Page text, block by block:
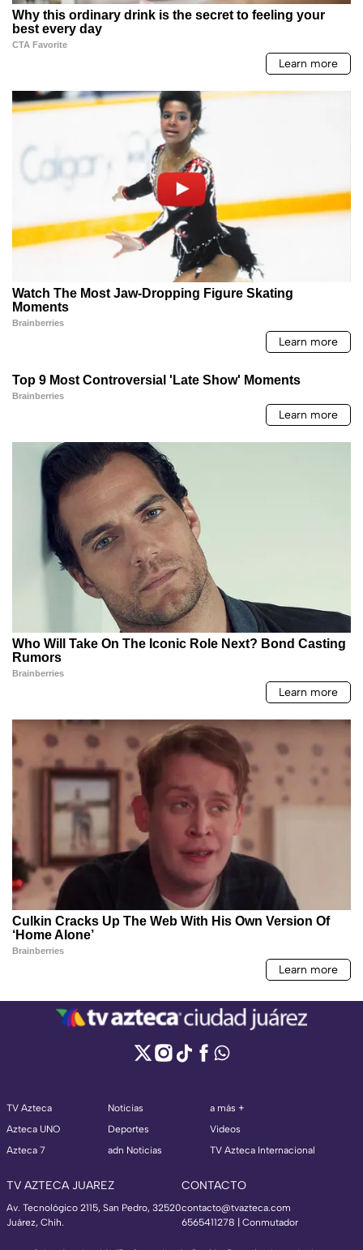
TV Azteca
Azteca UNO
Azteca 7
Noticias
Deportes
adn Noticias
a más +
Videos
TV Azteca Internacional
TV AZTECA JUAREZ
Av. Tecnológico 2115, San Pedro, 32520
Juárez, Chih.
CONTACTO
contacto@tvazteca.com
6565411278 | Conmutador